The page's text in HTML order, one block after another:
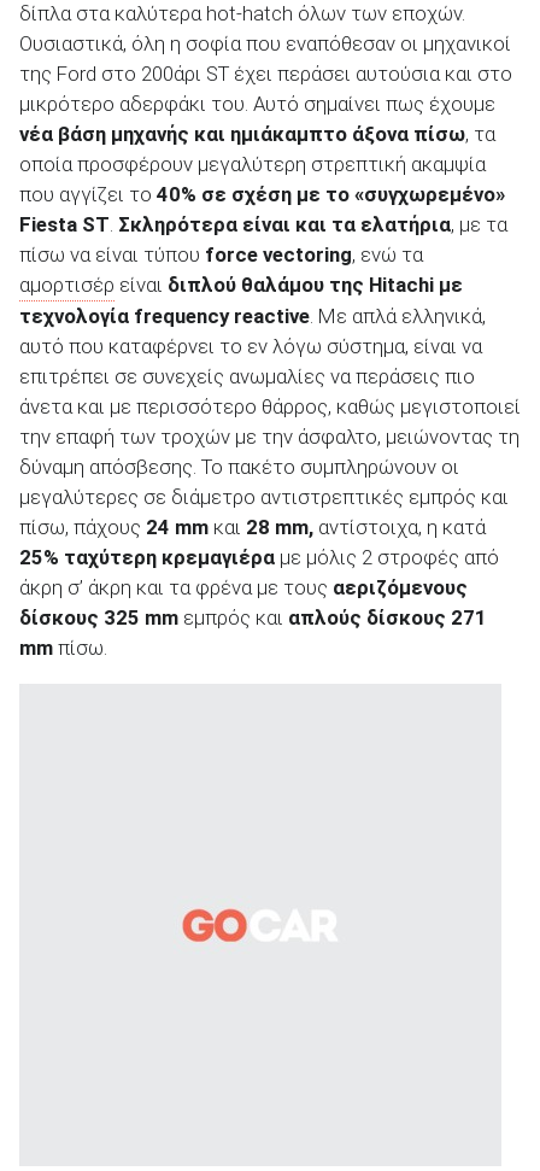
δίπλα στα καλύτερα hot-hatch όλων των εποχών.
Ουσιαστικά, όλη η σοφία που εναπόθεσαν οι μηχανικοί
της Ford στο 200άρι ST έχει περάσει αυτούσια και στο
μικρότερο αδερφάκι του. Αυτό σημαίνει πως έχουμε
νέα βάση μηχανής και ημιάκαμπτο άξονα πίσω, τα
οποία προσφέρουν μεγαλύτερη στρεπτική ακαμψία
που αγγίζει το 40% σε σχέση με το «συγχωρεμένο»
Fiesta ST. Σκληρότερα είναι και τα ελατήρια, με τα
πίσω να είναι τύπου force vectoring, ενώ τα
αμορτισέρ είναι διπλού θαλάμου της Hitachi με
τεχνολογία frequency reactive. Με απλά ελληνικά,
αυτό που καταφέρνει το εν λόγω σύστημα, είναι να
επιτρέπει σε συνεχείς ανωμαλίες να περάσεις πιο
άνετα και με περισσότερο θάρρος, καθώς μεγιστοποιεί
την επαφή των τροχών με την άσφαλτο, μειώνοντας τη
δύναμη απόσβεσης. Το πακέτο συμπληρώνουν οι
μεγαλύτερες σε διάμετρο αντιστρεπτικές εμπρός και
πίσω, πάχους 24 mm και 28 mm, αντίστοιχα, η κατά
25% ταχύτερη κρεμαγιέρα με μόλις 2 στροφές από
άκρη σ’ άκρη και τα φρένα με τους αεριζόμενους
δίσκους 325 mm εμπρός και απλούς δίσκους 271
mm πίσω.